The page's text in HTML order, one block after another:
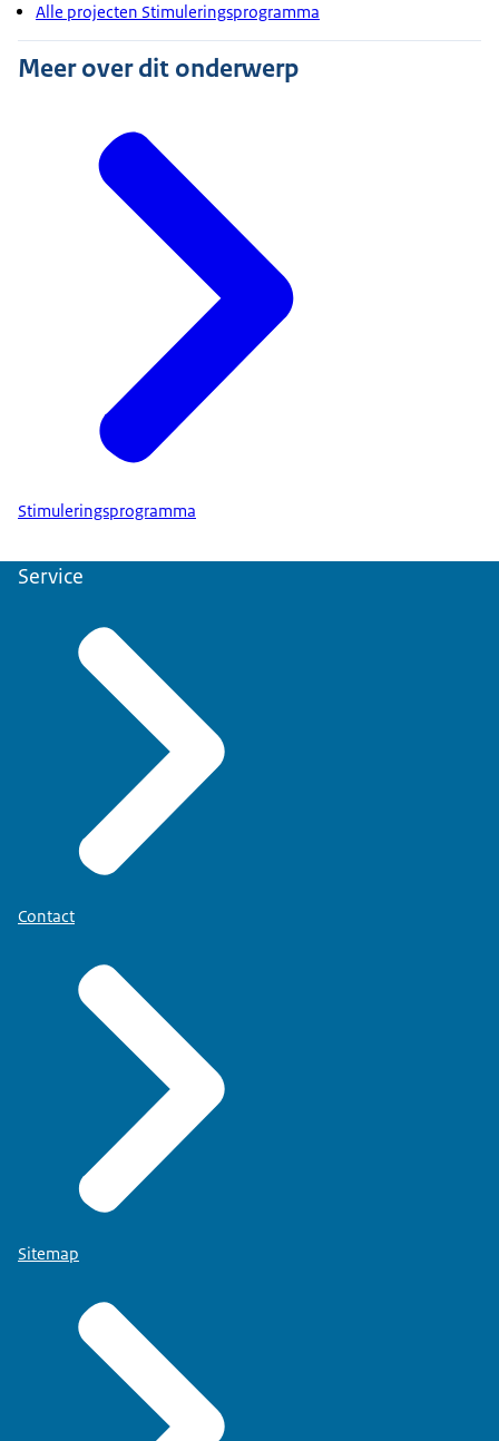
Alle projecten Stimuleringsprogramma
Meer over dit onderwerp
Stimuleringsprogramma
Service
Contact
Sitemap